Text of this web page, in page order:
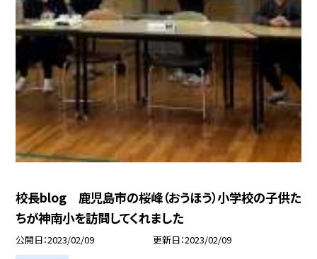
校長blog 鹿児島市の桜峰（おうほう）小学校の子供た
ちが神南小を訪問してくれました
公開日 2023/02/09 更新日 2023/02/09